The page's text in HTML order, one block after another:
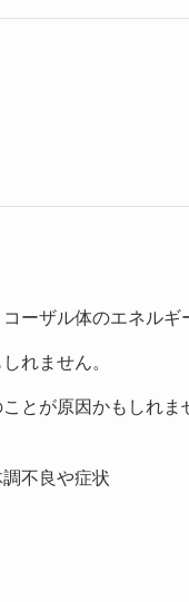
ーザル体のエネルギ
れません。
とが原因かもしれま
不良や症状